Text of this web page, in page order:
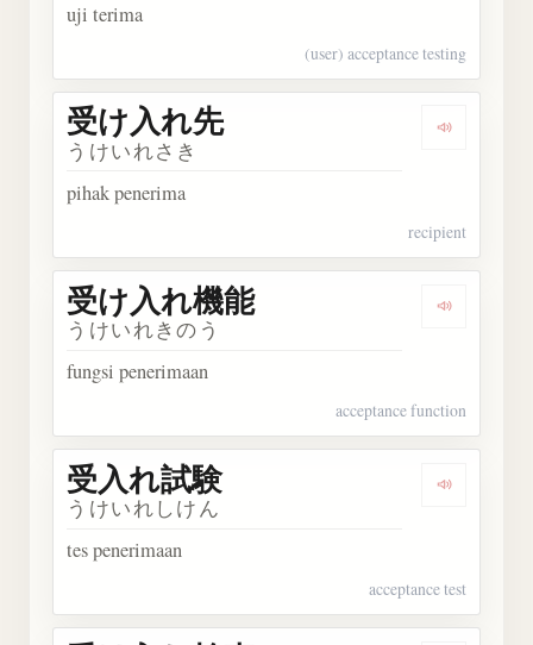
uji terima
(user) acceptance testing
受け入れ先
うけいれさき
pihak penerima
recipient
受け入れ機能
うけいれきのう
fungsi penerimaan
acceptance function
受入れ試験
うけいれしけん
tes penerimaan
acceptance test